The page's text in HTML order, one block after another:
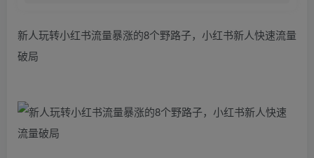
新人玩转小红书流量暴涨的8个野路子，小红书新人快速流量
破局